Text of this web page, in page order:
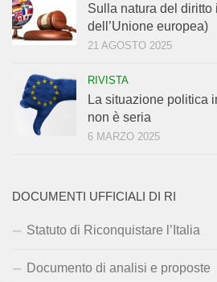
Sulla natura del diritto
dell’Unione europea)
21 AGOSTO 2025
RIVISTA
La situazione politica
non è seria
6 MARZO 2025
DOCUMENTI UFFICIALI DI RI
Statuto di Riconquistare l’Italia
Documento di analisi e proposte